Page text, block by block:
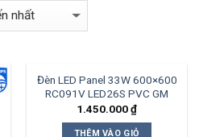
Đèn LED Panel 33W 600×600
RC091V LED26S PVC GM
1.450.000₫
THÊM VÀO GIỎ